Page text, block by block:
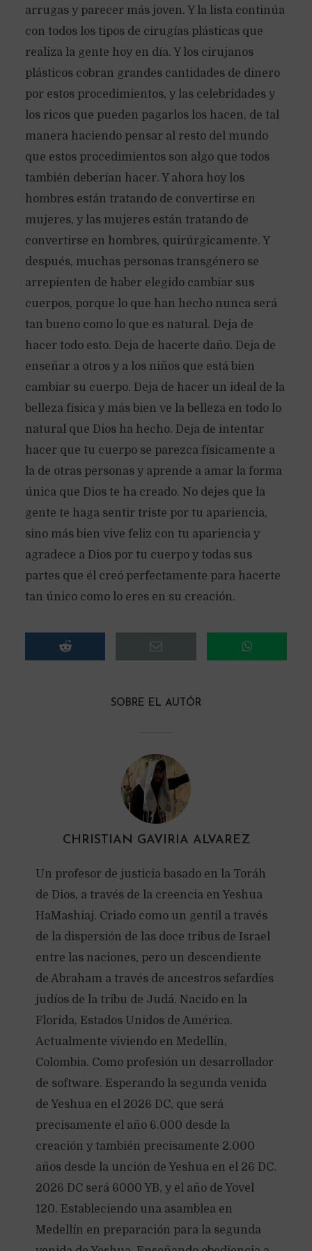
arrugas y parecer más joven. Y la lista continúa
con todos los tipos de cirugías plásticas que
realiza la gente hoy en día. Y los cirujanos
plásticos cobran grandes cantidades de dinero
por estos procedimientos, y las celebridades y
los ricos que pueden pagarlos los hacen, de tal
manera haciendo pensar al resto del mundo
que estos procedimientos son algo que todos
también deberían hacer. Y ahora hoy los
hombres están tratando de convertirse en
mujeres, y las mujeres están tratando de
convertirse en hombres, quirúrgicamente. Y
después, muchas personas transgénero se
arrepienten de haber elegido cambiar sus
cuerpos, porque lo que han hecho nunca será
tan bueno como lo que es natural. Deja de
hacer todo esto. Deja de hacerte daño. Deja de
enseñar a otros y a los niños que está bien
cambiar su cuerpo. Deja de hacer un ideal de la
belleza física y más bien ve la belleza en todo lo
natural que Dios ha hecho. Deja de intentar
hacer que tu cuerpo se parezca físicamente a
la de otras personas y aprende a amar la forma
única que Dios te ha creado. No dejes que la
gente te haga sentir triste por tu apariencia,
sino más bien vive feliz con tu apariencia y
agradece a Dios por tu cuerpo y todas sus
partes que él creó perfectamente para hacerte
tan único como lo eres en su creación.
SOBRE EL AUTÓR
CHRISTIAN GAVIRIA ALVAREZ
Un profesor de justicia basado en la Toráh
de Dios, a través de la creencia en Yeshua
HaMashiaj. Criado como un gentil a través
de la dispersión de las doce tribus de Israel
entre las naciones, pero un descendiente
de Abraham a través de ancestros sefardíes
judíos de la tribu de Judá. Nacido en la
Florida, Estados Unidos de América.
Actualmente viviendo en Medellín,
Colombia. Como profesión un desarrollador
de software. Esperando la segunda venida
de Yeshua en el 2026 DC, que será
precisamente el año 6.000 desde la
creación y también precisamente 2.000
años desde la unción de Yeshua en el 26 DC.
2026 DC será 6000 YB, y el año de Yovel
120. Estableciendo una asamblea en
Medellín en preparación para la segunda